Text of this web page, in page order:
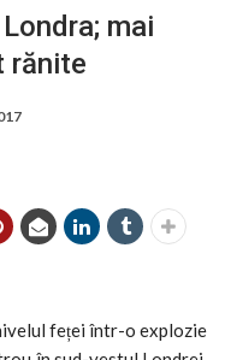
mai
rănite
feței într-o explozie